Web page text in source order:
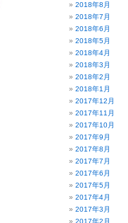
2018年8月
2018年7月
2018年6月
2018年5月
2018年4月
2018年3月
2018年2月
2018年1月
2017年12月
2017年11月
2017年10月
2017年9月
2017年8月
2017年7月
2017年6月
2017年5月
2017年4月
2017年3月
2017年2月